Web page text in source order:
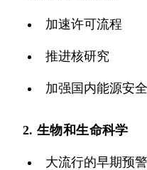
加速许可流程
推进核研究
加强国内能源安全
2. 生物和生命科学
大流行的早期预